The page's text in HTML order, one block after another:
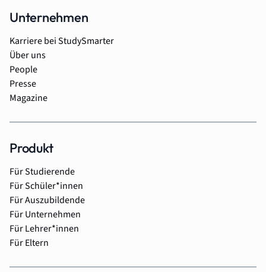
Unternehmen
Karriere bei StudySmarter
Über uns
People
Presse
Magazine
Produkt
Für Studierende
Für Schüler*innen
Für Auszubildende
Für Unternehmen
Für Lehrer*innen
Für Eltern